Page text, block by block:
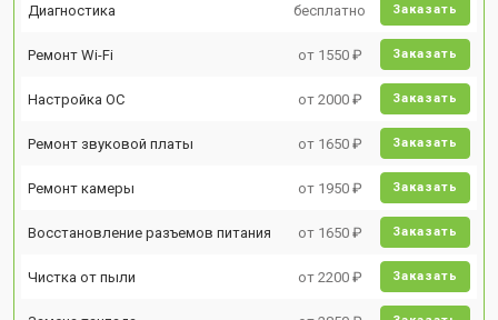
Диагностика бесплатно Заказать
Ремонт Wi-Fi от 1550 ₽ Заказать
Настройка ОС от 2000 ₽ Заказать
Ремонт звуковой платы от 1650 ₽ Заказать
Ремонт камеры от 1950 ₽ Заказать
Восстановление разъемов питания от 1650 ₽ Заказать
Чистка от пыли от 2200 ₽ Заказать